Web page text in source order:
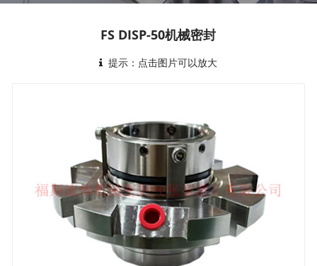
FS DISP-50机械密封
提示：点击图片可以放大